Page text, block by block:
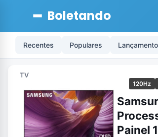
Boletando
Recentes Populares
TV
120Hz
Painel